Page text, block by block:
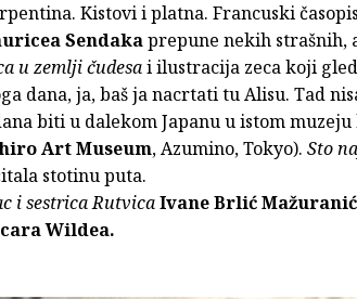
Kistovi i platna. Francuski
Sendakaprepune nekih strašnih,
u zemlji čudesai ilustracija zeca koji
dana, ja, baš ja nacrtati tu Alisu. Tad
biti u dalekom Japanu u istom
Art Museum, Azumino, Tokyo). Sto
stotinu puta.
i sestrica RutvicaIvane Brlić
Wildea.